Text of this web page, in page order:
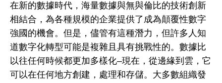
在新的數據時代，海量數據與無與倫比的技術創新
相結合，為各種規模的企業提供了成為顛覆性數字
強國的機會。但是，儘管有這種潛力，但許多人知
道數字化轉型可能是複雜且具有挑戰性的。數據比
以往任何時候都更加多樣化–現在，從邊緣到雲，它
可以在任何地方創建，處理和存儲。大多數組織發